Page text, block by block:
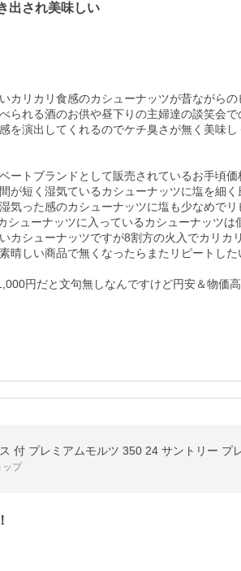
出され美味しい
カリカリ食感のカシューナッツが昔ながら
られる酒のお供や昼下りの主婦達の談笑会
を演出してくれるのでケチ臭さが無く美味
ートブランドとして販売されているお手頃
が短く湿気ているカシューナッツに塩を細
気った感のカシューナッツに塩も少なめで
シューナッツに入っているカシューナッツは
カシューナッツですが8割方の火入でカリカ
晴しい商品で無くなったらまたリピートした
円だと文句無しなんですけど円安＆物価
付 プレミアムモルツ 350 24 サントリー
ップ